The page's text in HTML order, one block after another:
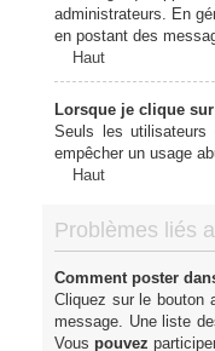
administrateurs. En
en postant des
Haut
Lorsque je clique
Seuls les utilisateurs
empêcher un usage
Haut
Problèmes liés
Comment poster
Cliquez sur le bouton
message. Une liste
Vous pouvez